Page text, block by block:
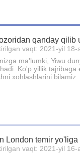
qanday qilib
vaqt: 2021-yil 18-
ma'lumki, Yiwu
Ko'p yillik
xohlashlarini bilamiz.
London temir
vaqt: 2021-yil 16-